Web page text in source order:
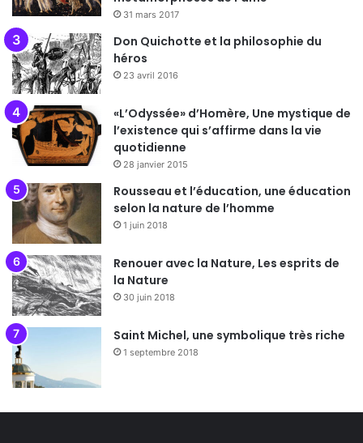
31 mars 2017
Don Quichotte et la philosophie du
héros
23 avril 2016
«L’Odyssée» d’Homère, Une mystique de
l’existence qui s’affirme dans la vie
quotidienne
28 janvier 2015
Rousseau et l’éducation, une éducation
selon la nature de l’homme
1 juin 2018
Renouer avec la Nature, Les esprits de
la Nature
30 juin 2018
Saint Michel, une symbolique très riche
1 septembre 2018